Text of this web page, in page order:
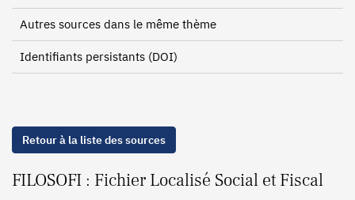
Autres sources dans le même thème
Identifiants persistants (DOI)
Retour à la liste des sources
FILOSOFI : Fichier Localisé Social et Fiscal